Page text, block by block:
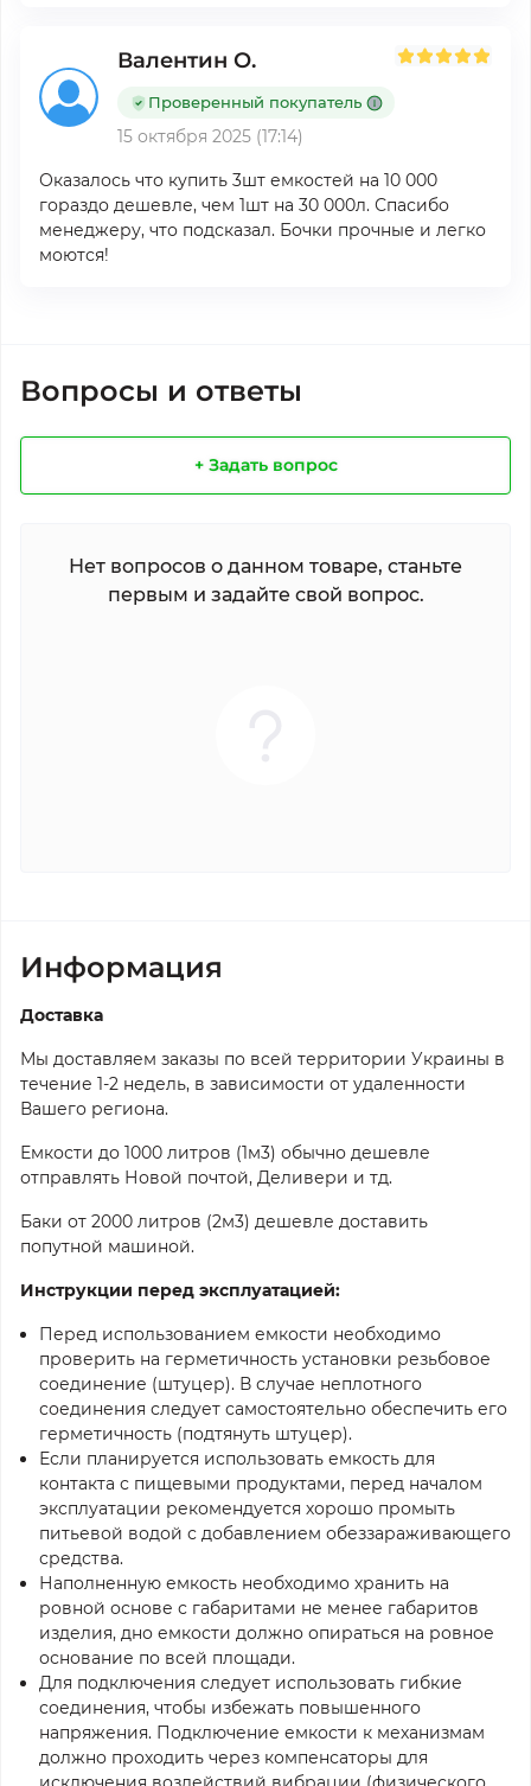
Валентин О.
Проверенный покупатель
15 октября 2025 (17:14)
Оказалось что купить 3шт емкостей на 10 000
гораздо дешевле, чем 1шт на 30 000л. Спасибо
менеджеру, что подсказал. Бочки прочные и легко
моются!
Вопросы и ответы
+ Задать вопрос
Нет вопросов о данном товаре, станьте
первым и задайте свой вопрос.
Информация
Доставка
Мы доставляем заказы по всей территории Украины в
течение 1-2 недель, в зависимости от удаленности
Вашего региона.
Емкости до 1000 литров (1м3) обычно дешевле
отправлять Новой почтой, Деливери и тд.
Баки от 2000 литров (2м3) дешевле доставить
попутной машиной.
Инструкции перед эксплуатацией:
Перед использованием емкости необходимо
проверить на герметичность установки резьбовое
соединение (штуцер). В случае неплотного
соединения следует самостоятельно обеспечить его
герметичность (подтянуть штуцер).
Если планируется использовать емкость для
контакта с пищевыми продуктами, перед началом
эксплуатации рекомендуется хорошо промыть
питьевой водой с добавлением обеззараживающего
средства.
Наполненную емкость необходимо хранить на
ровной основе с габаритами не менее габаритов
изделия, дно емкости должно опираться на ровное
основание по всей площади.
Для подключения следует использовать гибкие
соединения, чтобы избежать повышенного
напряжения. Подключение емкости к механизмам
должно проходить через компенсаторы для